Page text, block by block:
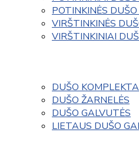
POTINKINĖS
VIRŠTINKINĖS
VIRŠTINKINIAI
DUŠO
DUŠO ŽARNELĖS
DUŠO GALVUTĖS
LIETAUS DUŠO